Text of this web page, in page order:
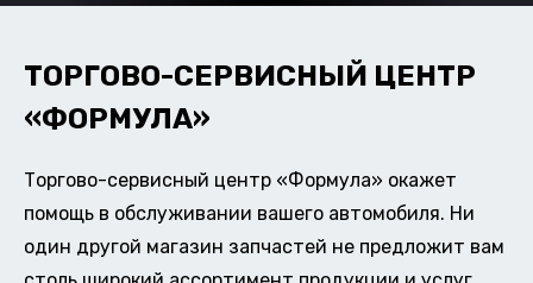
ТОРГОВО-СЕРВИСНЫЙ ЦЕНТР
«ФОРМУЛА»
Торгово-сервисный центр «Формула» окажет
помощь в обслуживании вашего автомобиля. Ни
один другой магазин запчастей не предложит вам